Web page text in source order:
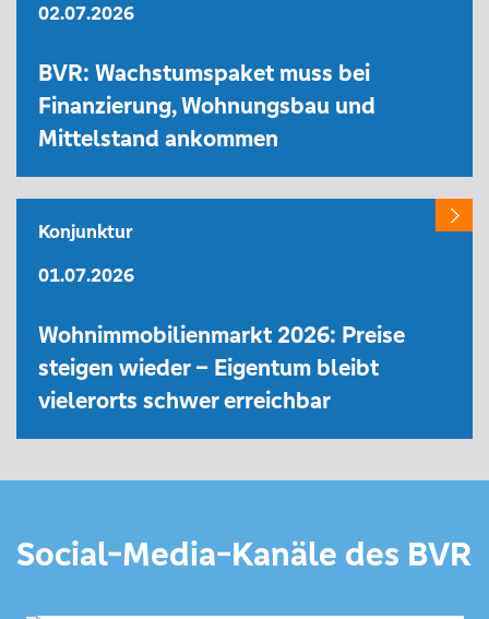
02.07.2026
BVR: Wachstumspaket muss bei
Finanzierung, Wohnungsbau und
Mittelstand ankommen
Konjunktur
01.07.2026
Wohnimmobilienmarkt 2026: Preise
steigen wieder – Eigentum bleibt
vielerorts schwer erreichbar
Social-Media-Kanäle des BVR